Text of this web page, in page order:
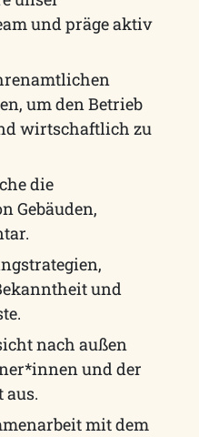
und präge aktiv
um den Betrieb
wirtschaftlich zu
die
Gebäuden,
und
nach außen
und der
aus.
mit dem